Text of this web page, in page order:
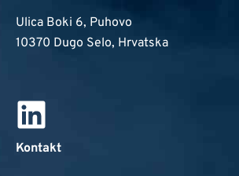
Ulica Boki 6, Puhovo
10370 Dugo Selo, Hrvatska
Kontakt